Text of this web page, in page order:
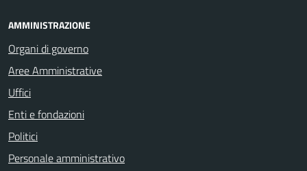
AMMINISTRAZIONE
Organi di governo
Aree Amministrative
Uffici
Enti e fondazioni
Politici
Personale amministrativo